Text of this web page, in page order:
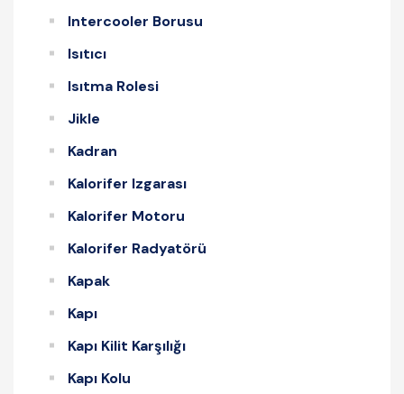
Intercooler Borusu
Isıtıcı
Isıtma Rolesi
Jikle
Kadran
Kalorifer Izgarası
Kalorifer Motoru
Kalorifer Radyatörü
Kapak
Kapı
Kapı Kilit Karşılığı
Kapı Kolu